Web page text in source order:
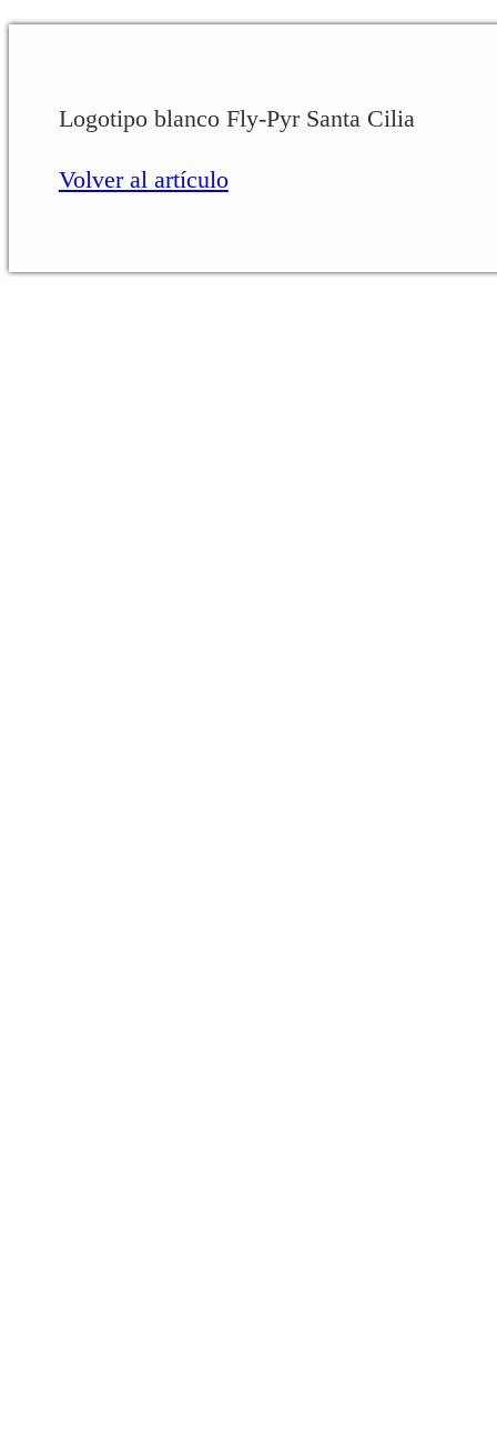
Logotipo blanco Fly-Pyr Santa Cilia
Volver al artículo